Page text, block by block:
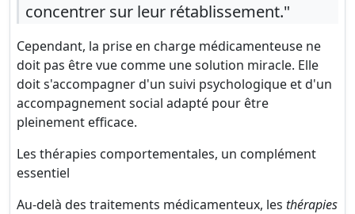
concentrer sur leur rétablissement."
Cependant, la prise en charge médicamenteuse ne
doit pas être vue comme une solution miracle. Elle
doit s'accompagner d'un suivi psychologique et d'un
accompagnement social adapté pour être
pleinement efficace.
Les thérapies comportementales, un complément
essentiel
Au-delà des traitements médicamenteux, les thérapies